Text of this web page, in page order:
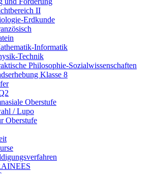
II
Erdkunde
Informatik
Technik
Philosophie-Sozialwissenschaften
Klasse 8
Oberstufe
/ Lupo
Oberstufe